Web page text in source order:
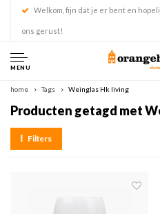
Welkom, fijn dat je er bent en
ons gerust!
MENU
home Tags Weinglas Hk living
Producten getagd met
Filters